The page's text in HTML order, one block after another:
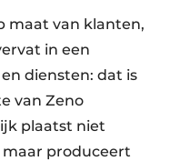
maat van klanten,
in een
diensten: dat is
van Zeno
plaatst niet
produceert